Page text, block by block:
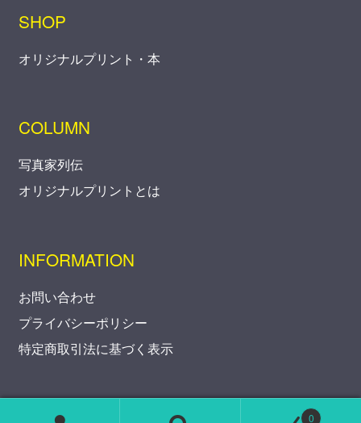
SHOP
オリジナルプリント・本
COLUMN
写真家列伝
オリジナルプリントとは
INFORMATION
お問い合わせ
プライバシーポリシー
特定商取引法に基づく表示
0